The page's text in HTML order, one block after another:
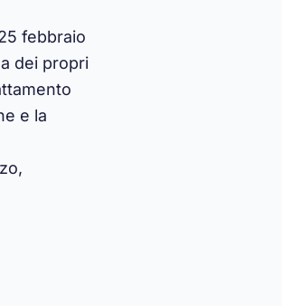
febbraio
dei propri
e la